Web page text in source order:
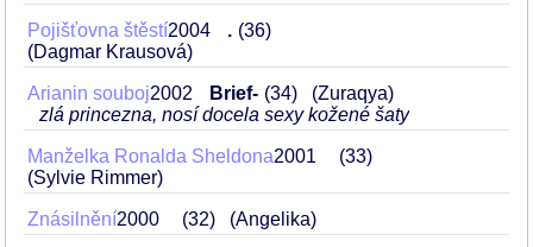
Pojišťovna štěstí2004 . 36
(Dagmar Krausová)
Arianin souboj2002 Brief- 34
(Zuraqya)
zlá princezna, nosí docela sexy kožené šaty
Manželka Ronalda Sheldona2001
33
(Sylvie Rimmer)
Znásilnění2000 32 (Angelika)